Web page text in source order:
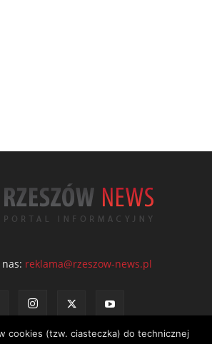
reklama@rzeszow-news.pl
cookies (tzw. ciasteczka) do technicznej